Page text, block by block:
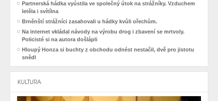
Partnerská hádka vyústila ve společný útok na strážníky. Vzduchem
letěla i svítílna
Brněnští strážníci zasahovali u hádky kvůli ořechům.
Na internet vkládal návody na výrobu drog i zbavení se mrtvoly.
Policisté si na autora došlápli
Hloupý Honza si buchty z obchodu odnést nestačil, dvě pro jistotu
snědl
KULTURA